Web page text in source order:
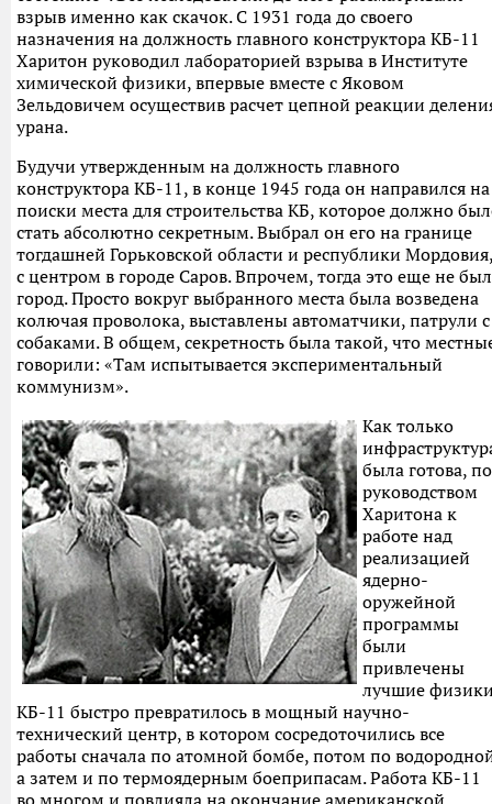
взрыв именно как скачок. С 1931 года до своего
назначения на должность главного конструктора КБ-11
Харитон руководил лабораторией взрыва в Институте
химической физики, впервые вместе с Яковом
Зельдовичем осуществив расчет цепной реакции
урана.
Будучи утвержденным на должность главного
конструктора КБ-11, в конце 1945 года он направился на
поиски места для строительства КБ, которое должно
стать абсолютно секретным. Выбрал он его на границе
тогдашней Горьковской области и республики Мордовия,
с центром в городе Саров. Впрочем, тогда это еще не был
город. Просто вокруг выбранного места была возведена
колючая проволока, выставлены автоматчики, патрули с
собаками. В общем, секретность была такой, что
говорили: «Там испытывается экспериментальный
коммунизм».
Как только
была готова,
руководством
Харитона к
работе над
реализацией
ядерно-
оружейной
программы
были
привлечены
лучшие
КБ-11 быстро превратилось в мощный научно-
технический центр, в котором сосредоточились все
работы сначала по атомной бомбе, потом по
а затем и по термоядерным боеприпасам. Работа КБ-11